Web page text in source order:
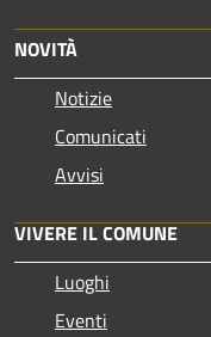
NOVITÀ
Notizie
Comunicati
Avvisi
VIVERE IL COMUNE
Luoghi
Eventi